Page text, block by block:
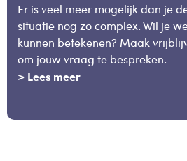
Er is veel meer mogelijk dan je
situatie nog zo complex. Wil je
kunnen betekenen? Maak
om jouw vraag te bespreken.
> Lees meer